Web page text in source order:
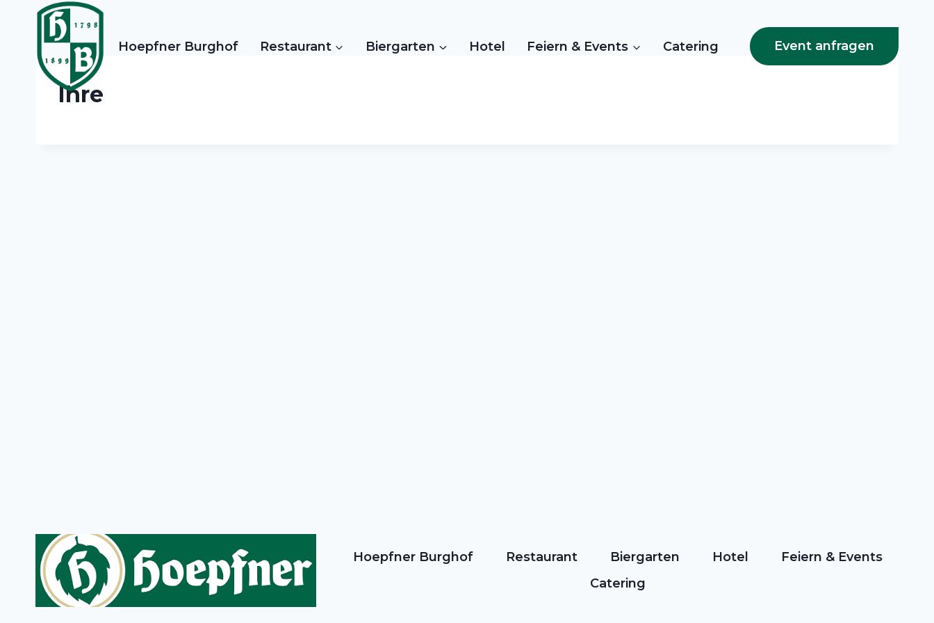
springen
Hoepfner Burghof Restaurant Biergarten Hotel Feiern & Events Catering Event anfragen
Ihre
Hoepfner Burghof Restaurant Biergarten Hotel
Feiern & Events
Catering